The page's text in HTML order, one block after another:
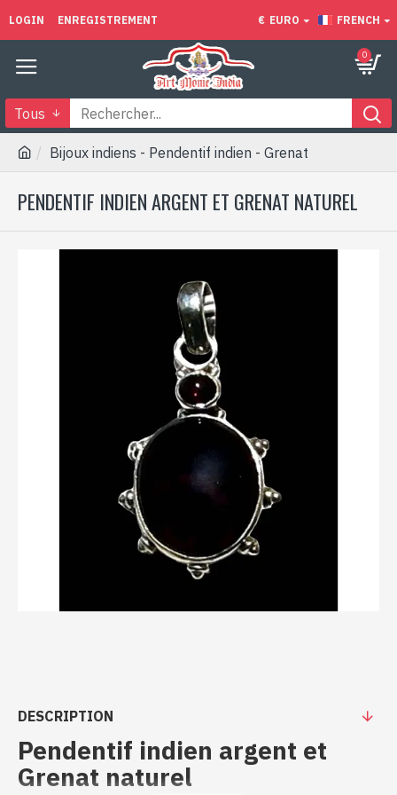
LOGIN ENREGISTREMENT € EURO FRENCH
0
Tous
Bijoux indiens - Pendentif indien - Grenat
PENDENTIF INDIEN ARGENT ET GRENAT NATUREL
DESCRIPTION
Pendentif indien argent et
Grenat naturel